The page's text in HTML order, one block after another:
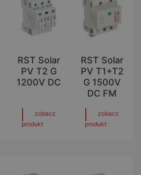
RST Solar
PV T2 G
1200V DC
zobacz
produkt
RST Solar
PV T1+T2
G 1500V
DC FM
zobacz
produkt